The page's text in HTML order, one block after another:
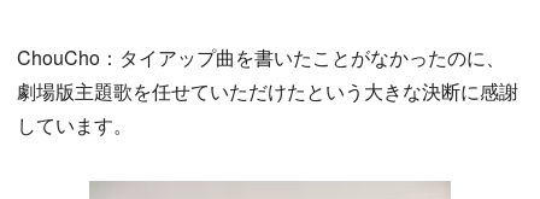
ChouCho：タイアップ曲を書いたことがなかったのに、
劇場版主題歌を任せていただけたという大きな決断に感謝
しています。